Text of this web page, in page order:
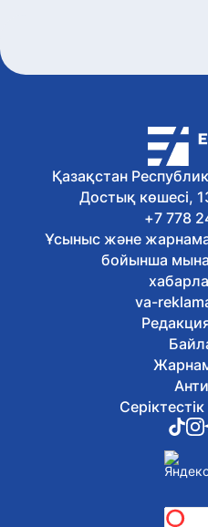
Астанада
театры VII
Бүгін, 11:21
Қарулы
аталып өтеді
Бүгін, 11:14
Кенжехан
зерттеу –
бағыты
Бүгін, 11:10
Отандық
импортты
асырылып
Бүгін, 11:05
Абайдың
тағылымы
ие - Ерлан
Бүгін, 10:54
«Көлік
тыңдауы өтеді
Қазақстан
Достық көшесі,
+7 778
Ұсыныс және
бойынша
va-